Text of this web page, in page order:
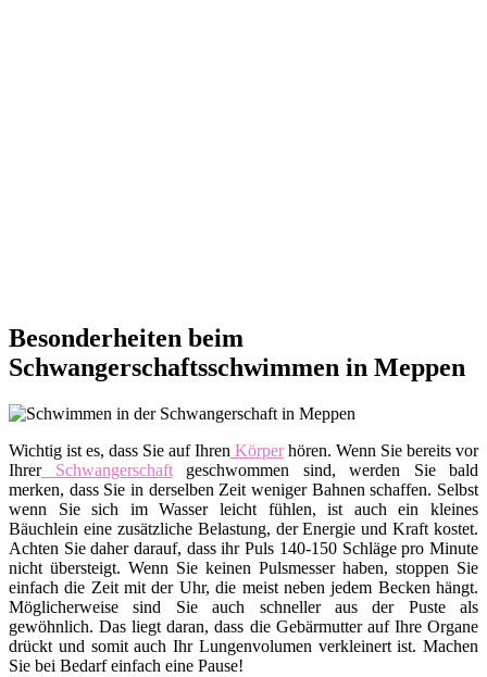
Besonderheiten beim
Schwangerschaftsschwimmen in Meppen
Wichtig ist es, dass Sie auf Ihren Körperhören. Wenn Sie bereits vor
IhrerSchwangerschaftgeschwommen sind, werden Sie bald
merken, dass Sie in derselben Zeit weniger Bahnen schaffen. Selbst
wenn Sie sich im Wasser leicht fühlen, ist auch ein kleines
Bäuchlein eine zusätzliche Belastung, der Energie und Kraft kostet.
Achten Sie daher darauf, dass ihr Puls 140-150 Schläge pro Minute
nicht übersteigt. Wenn Sie keinen Pulsmesser haben, stoppen Sie
einfach die Zeit mit der Uhr, die meist neben jedem Becken hängt.
Möglicherweise sind Sie auch schneller aus der Puste als
gewöhnlich. Das liegt daran, dass die Gebärmutter auf Ihre Organe
drückt und somit auch Ihr Lungenvolumen verkleinert ist. Machen
Sie bei Bedarf einfach eine Pause!